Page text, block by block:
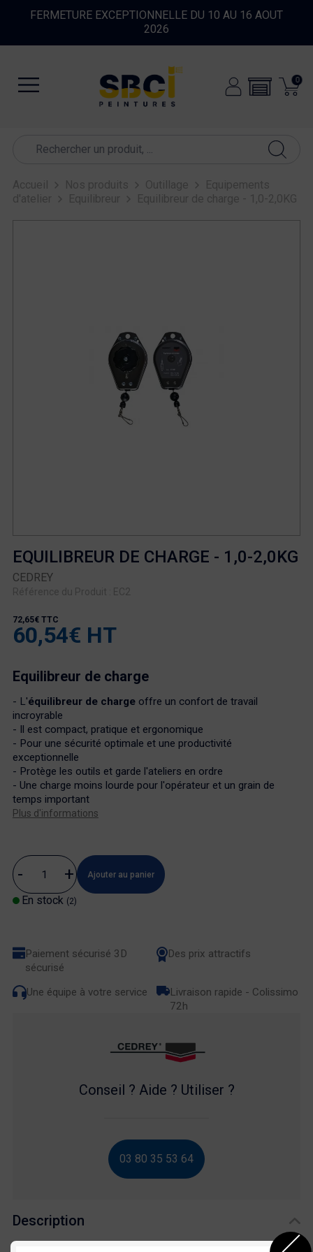
FERMETURE EXCEPTIONNELLE DU 10 AU 16 AOUT
2026
0
Accueil Nos produits Outillage
Equipements
d'atelier
Equilibreur Equilibreur de charge - 1,0-2,0KG
Description
EQUILIBREUR DE CHARGE - 1,0-2,0KG
CEDREY
Référence du Produit : EC2
60,54€ HT
72,65€ TTC
Equilibreur de charge
- L'équilibreur de chargeoffre un confort de travail
incroyrable
- Il est compact, pratique et ergonomique
- Pour une sécurité optimale et une productivité
exceptionnelle
- Protège les outils et garde l'ateliers en ordre
- Une charge moins lourde pour l'opérateur et un grain de
temps important
Plus d'informations
Ajouter au panier
En stock (2)
Paiement sécurisé 3D
sécurisé
Des prix attractifs
Une équipe à votre service
Livraison rapide - Colissimo
72h
Conseil ? Aide ? Utiliser ?
03 80 35 53 64